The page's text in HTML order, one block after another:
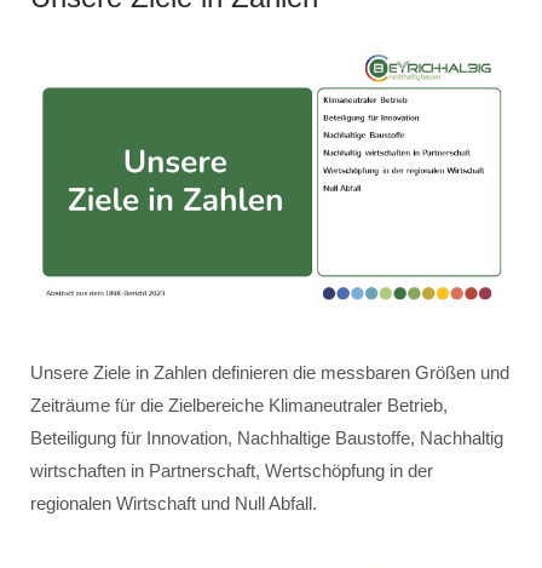
Unsere Ziele in Zahlen definieren die messbaren Größen und
Zeiträume für die Zielbereiche Klimaneutraler Betrieb,
Beteiligung für Innovation, Nachhaltige Baustoffe, Nachhaltig
wirtschaften in Partnerschaft, Wertschöpfung in der
regionalen Wirtschaft und Null Abfall.